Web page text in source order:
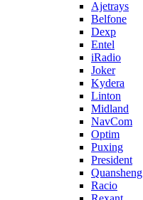
Ajetrays
Belfone
Dexp
Entel
iRadio
Joker
Kydera
Linton
Midland
NavCom
Optim
Puxing
President
Quansheng
Racio